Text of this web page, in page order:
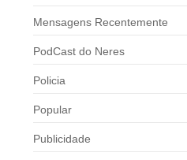
Mensagens Recentemente
PodCast do Neres
Policia
Popular
Publicidade